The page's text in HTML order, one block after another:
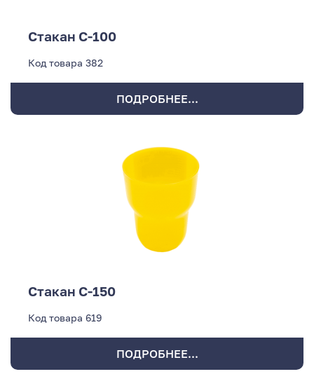
Стакан С-100
Код товара 382
ПОДРОБНЕЕ...
Стакан С-150
Код товара 619
ПОДРОБНЕЕ...